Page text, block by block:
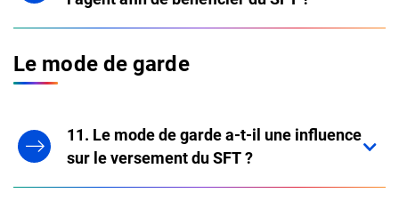
Le mode de garde
11. Le mode de garde a-t-il une influence
sur le versement du SFT ?